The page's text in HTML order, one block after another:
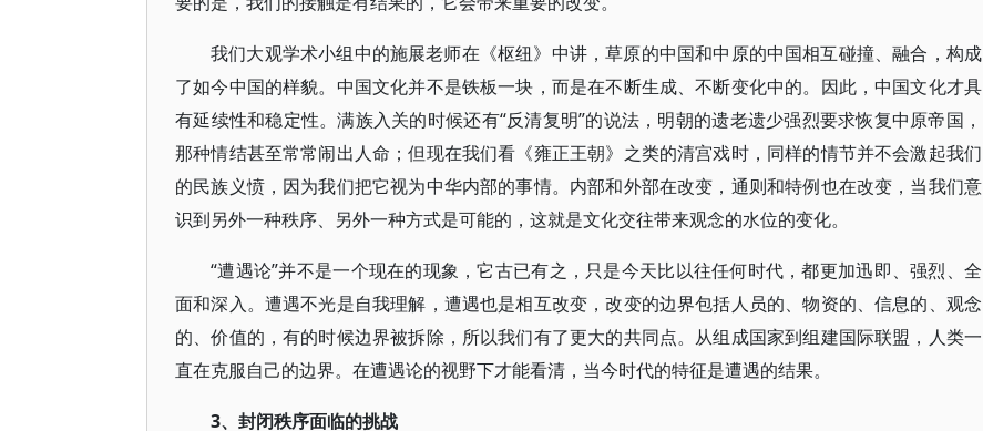
我们大观学术小组中的施展老师在《枢纽》中讲，草原的中国和中原的中国相互碰撞、融合，构成
了如今中国的样貌。中国文化并不是铁板一块，而是在不断生成、不断变化中的。因此，中国文化才具
有延续性和稳定性。满族入关的时候还有“反清复明”的说法，明朝的遗老遗少强烈要求恢复中原帝国，
那种情结甚至常常闹出人命；但现在我们看《雍正王朝》之类的清宫戏时，同样的情节并不会激起我们
的民族义愤，因为我们把它视为中华内部的事情。内部和外部在改变，通则和特例也在改变，当我们意
识到另外一种秩序、另外一种方式是可能的，这就是文化交往带来观念的水位的变化。
“遭遇论”并不是一个现在的现象，它古已有之，只是今天比以往任何时代，都更加迅即、强烈、全
面和深入。遭遇不光是自我理解，遭遇也是相互改变，改变的边界包括人员的、物资的、信息的、观念
的、价值的，有的时候边界被拆除，所以我们有了更大的共同点。从组成国家到组建国际联盟，人类一
直在克服自己的边界。在遭遇论的视野下才能看清，当今时代的特征是遭遇的结果。
3、封闭秩序面临的挑战